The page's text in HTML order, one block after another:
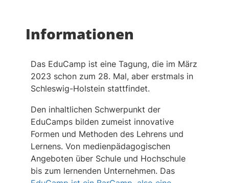
Informationen
Das EduCamp ist eine Tagung, die im März
2023 schon zum 28. Mal, aber erstmals in
Schleswig-Holstein stattfindet.
Den inhaltlichen Schwerpunkt der
EduCamps bilden zumeist innovative
Formen und Methoden des Lehrens und
Lernens. Von medienpädagogischen
Angeboten über Schule und Hochschule
bis zum lernenden Unternehmen. Das